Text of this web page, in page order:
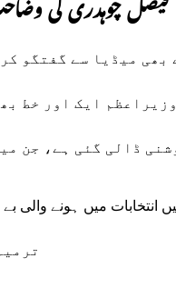
فیصل چوہدری کی
میڈیا سے گفتگو
ایک اور خط
ڈالی گئی ہے، جن